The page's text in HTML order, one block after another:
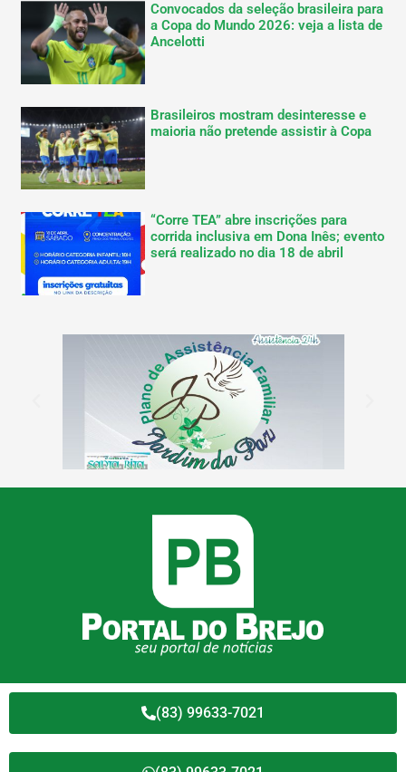
Convocados da seleção brasileira para
a Copa do Mundo 2026: veja a lista de
Ancelotti
Brasileiros mostram desinteresse e
maioria não pretende assistir à Copa
“Corre TEA” abre inscrições para
corrida inclusiva em Dona Inês; evento
será realizado no dia 18 de abril
(83) 99633-7021